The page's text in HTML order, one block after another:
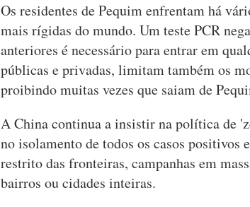
Os residentes de Pequim enfrentam há
mais rígidas do mundo. Um teste PCR
anteriores é necessário para entrar em
públicas e privadas, limitam também os
proibindo muitas vezes que saiam de
A China continua a insistir na política de
no isolamento de todos os casos
restrito das fronteiras, campanhas em
bairros ou cidades inteiras.